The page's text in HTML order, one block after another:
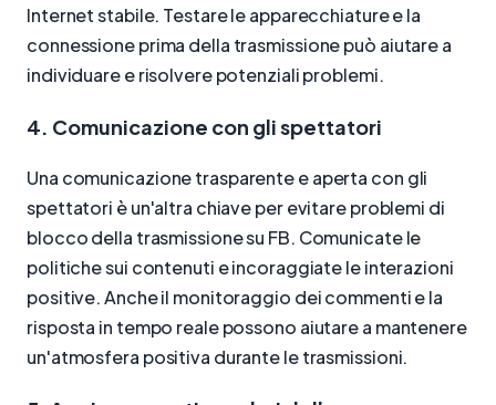
Internet stabile. Testare le apparecchiature e la
connessione prima della trasmissione può aiutare a
individuare e risolvere potenziali problemi.
4. Comunicazione con gli spettatori
Una comunicazione trasparente e aperta con gli
spettatori è un'altra chiave per evitare problemi di
blocco della trasmissione su FB. Comunicate le
politiche sui contenuti e incoraggiate le interazioni
positive. Anche il monitoraggio dei commenti e la
risposta in tempo reale possono aiutare a mantenere
un'atmosfera positiva durante le trasmissioni.